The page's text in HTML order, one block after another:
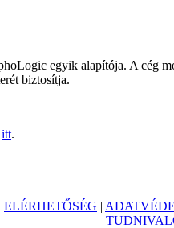
egyik alapítója. A cég
biztosítja.
itt.
ELÉRHETŐSÉG |